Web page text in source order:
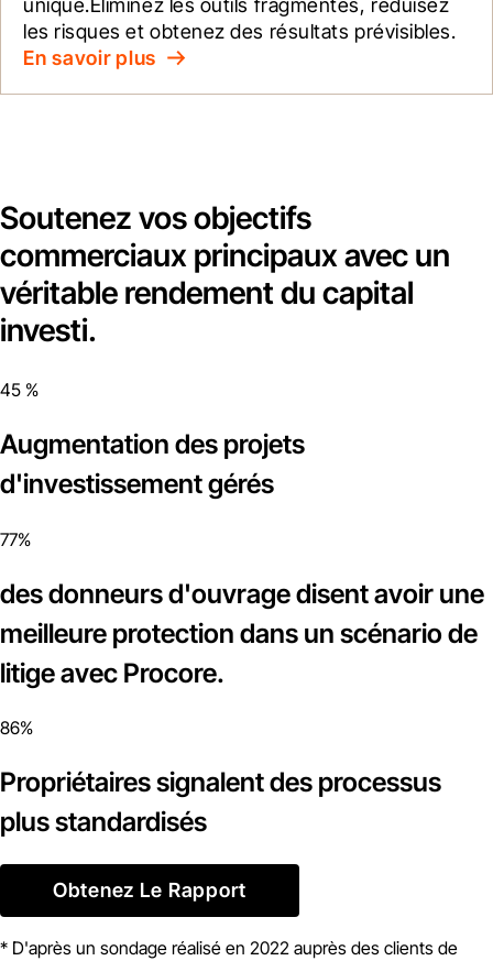
les risques et obtenez des résultats prévisibles.
En savoir plus
Soutenez vos objectifs
commerciaux principaux avec un
véritable rendement du capital
investi.
45 %
Augmentation des projets
d'investissement gérés
77%
des donneurs d'ouvrage disent avoir une
meilleure protection dans un scénario de
litige avec Procore.
86%
Propriétaires signalent des processus
plus standardisés
Obtenez Le Rapport
* D'après un sondage réalisé en 2022 auprès des clients de